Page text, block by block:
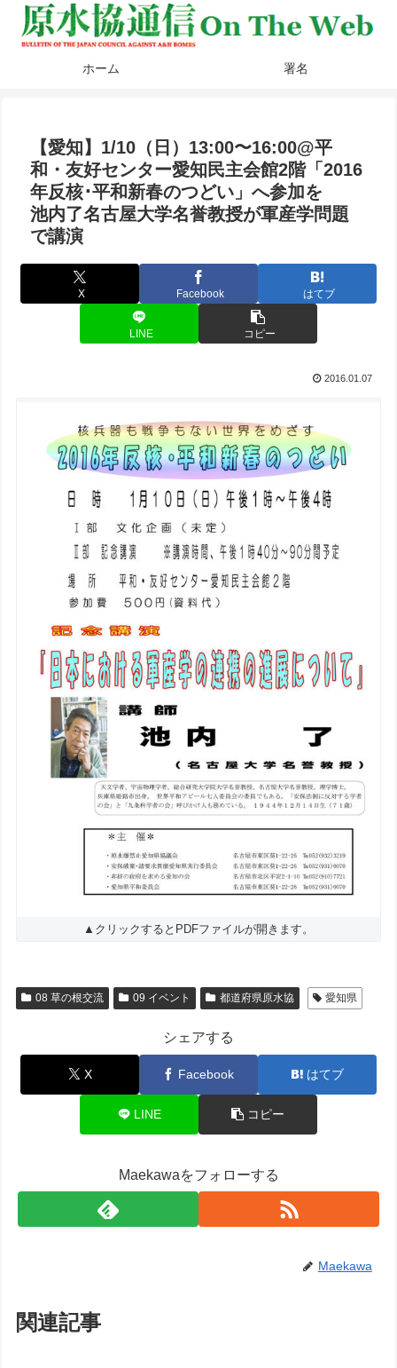
ホーム 署名
【愛知】1/10（日）13:00〜16:00@平
和・友好センター愛知民主会館2階「2016
年反核･平和新春のつどい」へ参加を
池内了名古屋大学名誉教授が軍産学問題
で講演
X Facebook はてブ
LINE コピー
2016.01.07
▲クリックするとPDFファイルが開きます。
08 草の根交流 09 イベント 都道府県原水協 愛知県
シェアする
X Facebook はてブ
LINE コピー
Maekawaをフォローする
Maekawa
関連記事